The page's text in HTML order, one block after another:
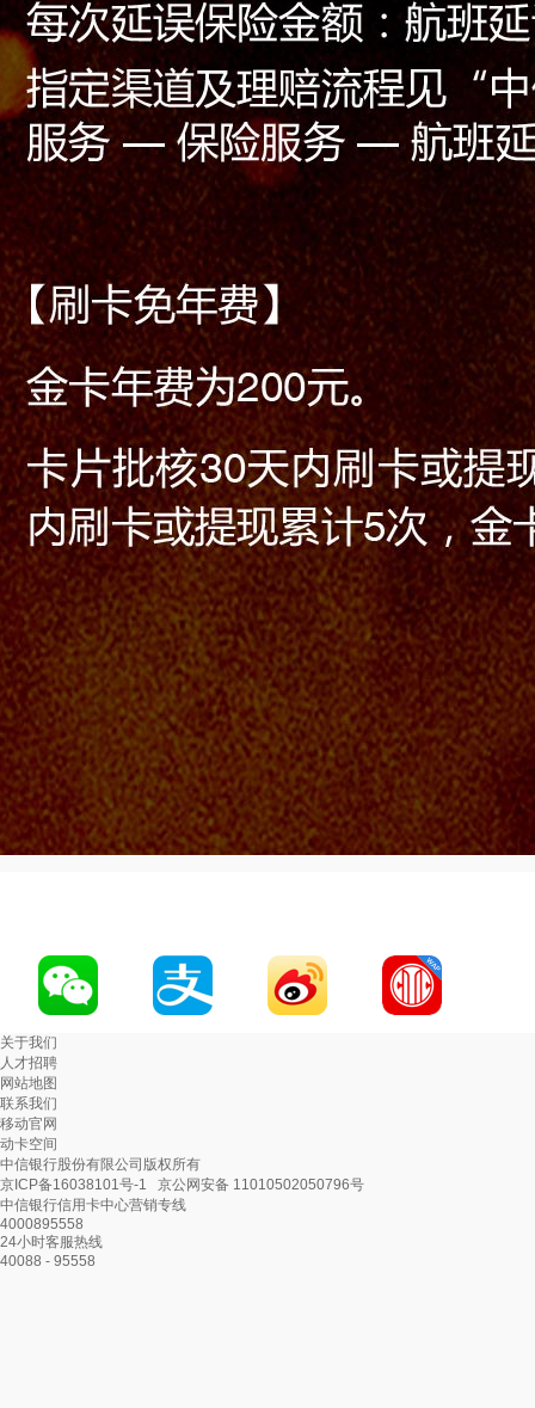
关于我们
人才招聘
网站地图
联系我们
移动官网
动卡空间
中信银行股份有限公司版权所有
京ICP备16038101号-1
京公网安备 11010502050796号
中信银行信用卡中心营销专线
4000895558
24小时客服热线
40088 - 95558